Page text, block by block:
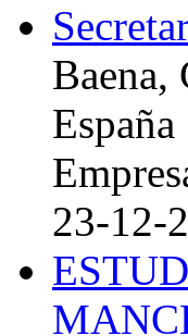
Baena,
España
23-12-